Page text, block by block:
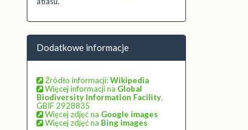
Dodatkowe informacje
Źródło informacji:Wikipedia
Więcej informacji na Global
Biodiversity Information Facility,
GBIF 2928835
Więcej zdjęć na Google images
Więcej zdjęć na Bing images